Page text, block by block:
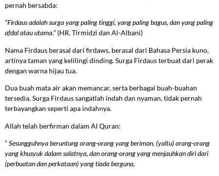
pernah bersabda:
“Firdaus adalah surga yang paling tinggi, yang paling bagus, dan yang paling
afdal atau utama.” (HR. Tirmidzi dan Al-Albani)
Nama Firdaus berasal dari firdaws, berasal dari Bahasa Persia kuno,
artinya taman yang kelilingi dinding. Surga Firdaus terbuat dari perak
dengan warna hijau tua.
Dua buah mata air akan memancar, serta berbagai buah-buahan
tersedia. Surga Firdaus sangatlah indah dan nyaman, tidak pernah
terbayangkan seperti apa indahnya.
Allah telah berfirman dalam Al Quran:
“ Sesungguhnya beruntung orang-orang yang beriman, (yaitu) orang-orang
yang khusyuk dalam salatnya, dan orang-orang yang menjauhkan diri dari
(perbuatan dan perkataan) yang tiada berguna,